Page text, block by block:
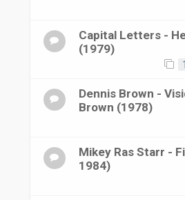
Capital Letters -
(1979)
1
Dennis Brown -
Brown (1978)
Mikey Ras Starr -
1984)